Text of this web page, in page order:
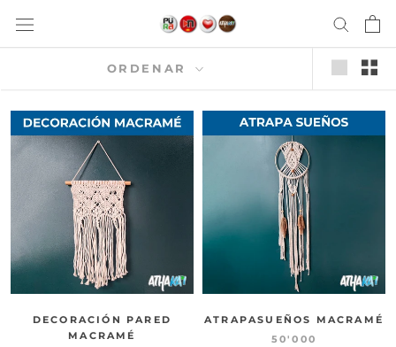
contenido
ORDENAR
DECORACIÓN PARED
MACRAMÉ
ATRAPASUEÑOS MACRAMÉ
50'000